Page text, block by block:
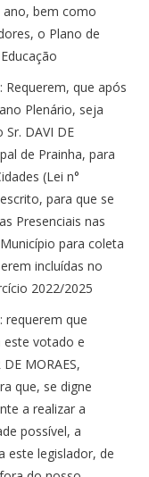
ano, bem como
o Plano de
: Requerem, que após
Plenário, seja
DAVI DE
de Prainha, para
(Lei n°
para que se
Presenciais nas
para coleta
incluídas no
2022/2025
: requerem que
este votado e
MORAES,
que, se digne
a realizar a
possível, a
este legislador, de